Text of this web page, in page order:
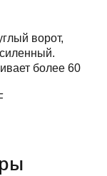
ворот,
более 60